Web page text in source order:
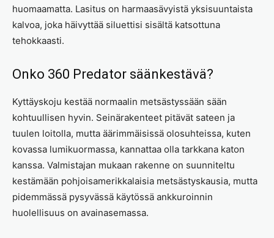
huomaamatta. Lasitus on harmaasävyistä yksisuuntaista
kalvoa, joka häivyttää siluettisi sisältä katsottuna
tehokkaasti.
Onko 360 Predator säänkestävä?
Kyttäyskoju kestää normaalin metsästyssään sään
kohtuullisen hyvin. Seinärakenteet pitävät sateen ja
tuulen loitolla, mutta äärimmäisissä olosuhteissa, kuten
kovassa lumikuormassa, kannattaa olla tarkkana katon
kanssa. Valmistajan mukaan rakenne on suunniteltu
kestämään pohjoisamerikkalaisia metsästyskausia, mutta
pidemmässä pysyvässä käytössä ankkuroinnin
huolellisuus on avainasemassa.